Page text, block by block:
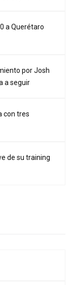
a Querétaro
por Josh
a seguir
con tres
de su training